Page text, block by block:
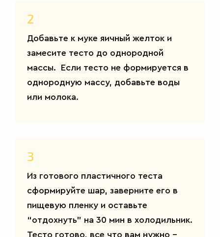
2
Добавьте к муке яичный желток и
замесите тесто до однородной
массы. Если тесто не формируется в
однородную массу, добавьте воды
или молока.
3
Из готового пластичного теста
сформируйте шар, заверните его в
пищевую пленку и оставьте
“отдохнуть” на 30 мин в холодильник.
Тесто готово, все что вам нужно –